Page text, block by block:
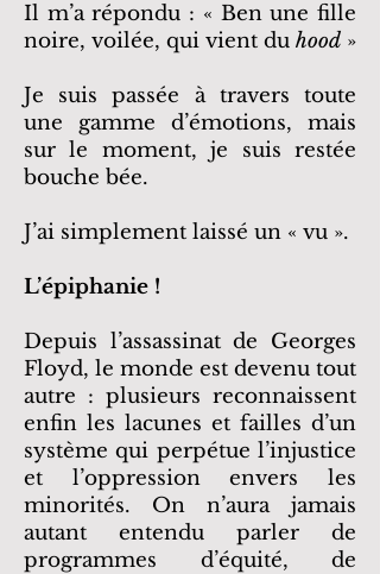
Il m’a répondu : « Ben une fille
noire, voilée, qui vient du hood »
Je suis passée à travers toute
une gamme d’émotions, mais
sur le moment, je suis restée
bouche bée.
J’ai simplement laissé un « vu ».
L’épiphanie !
Depuis l’assassinat de Georges
Floyd, le monde est devenu tout
autre : plusieurs reconnaissent
enfin les lacunes et failles d’un
système qui perpétue l’injustice
et l’oppression envers les
minorités. On n’aura jamais
autant entendu parler de
programmes d’équité, de